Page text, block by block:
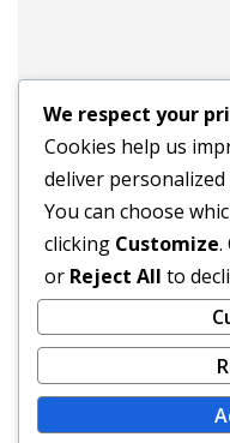
We respect your
Cookies help us
deliver
You can choose
clicking Customize.
or Reject All to